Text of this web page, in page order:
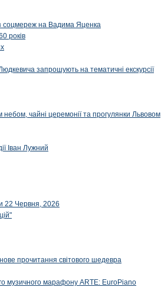
соцмереж на Вадима Яценка
років
запрошують на тематичні екскурсії
чайні церемонії та прогулянки Львовом
Іван Лужний
22 Червня, 2026
прочитання світового шедевра
музичного марафону ARTE: EuroPiano